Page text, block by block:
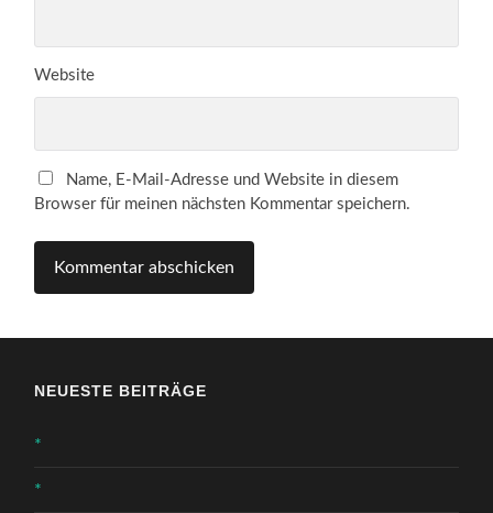
Website
Name, E-Mail-Adresse und Website in diesem
Browser für meinen nächsten Kommentar speichern.
NEUESTE BEITRÄGE
*
*